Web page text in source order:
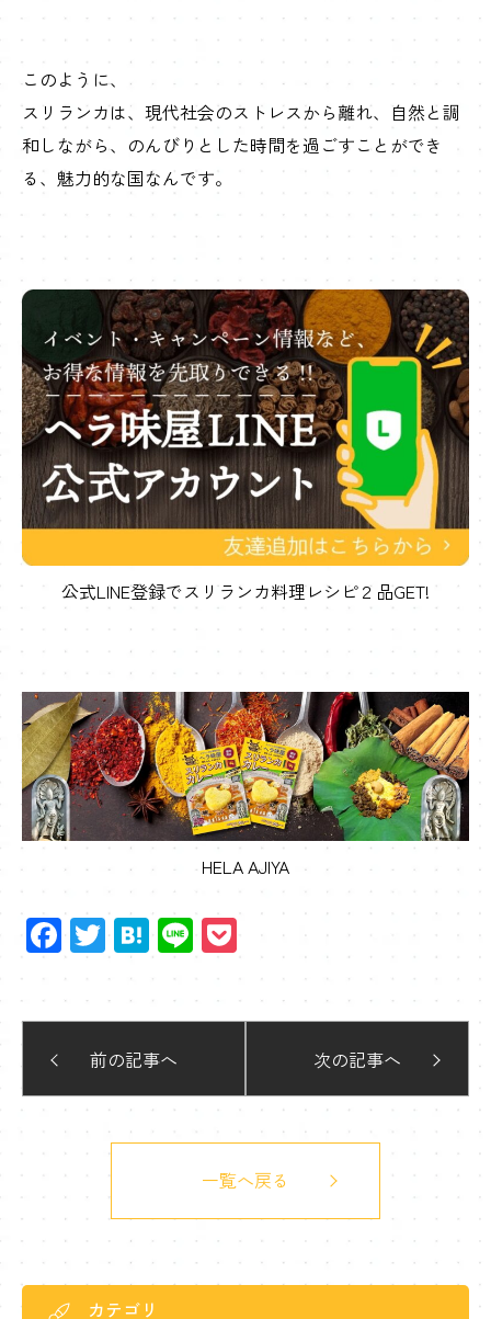
このように、
スリランカは、現代社会のストレスから離れ、自然と調
和しながら、のんびりとした時間を過ごすことができ
る、魅力的な国なんです。
公式LINE登録でスリランカ料理レシピ２品GET!
HELA AJIYA
Facebook
Twitter
Hatena
Line Pocket
前の記事へ 次の記事へ
一覧へ戻る
カテゴリ